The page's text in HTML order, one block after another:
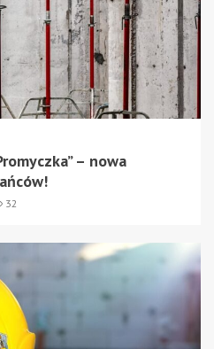
– nowa
32